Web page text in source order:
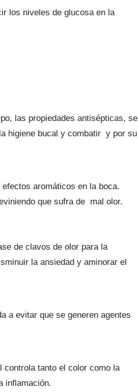
los niveles de glucosa en la
las propiedades antisépticas, se
higiene bucal y combatir y por su
aromáticos en la boca.
que sufra de mal olor.
de clavos de olor para la
la ansiedad y aminorar el
a evitar que se generen agentes
controla tanto el color como la
inflamación.